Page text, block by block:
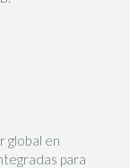
global en
para